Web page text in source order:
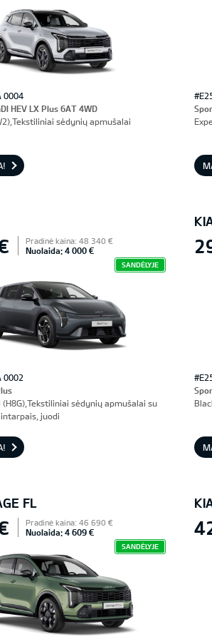
0004
HEV LX Plus 6AT 4WD
sėdynių apmušalai
Pradinė kaina: 48 340 €
Nuolaida: 4 000 €
SANDĖLYJE
0002
sėdynių apmušalai su
juodi
FL
Pradinė kaina: 46 690 €
Nuolaida: 4 609 €
SANDĖLYJE